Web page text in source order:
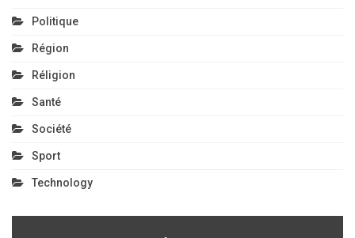
Politique
Région
Réligion
Santé
Société
Sport
Technology